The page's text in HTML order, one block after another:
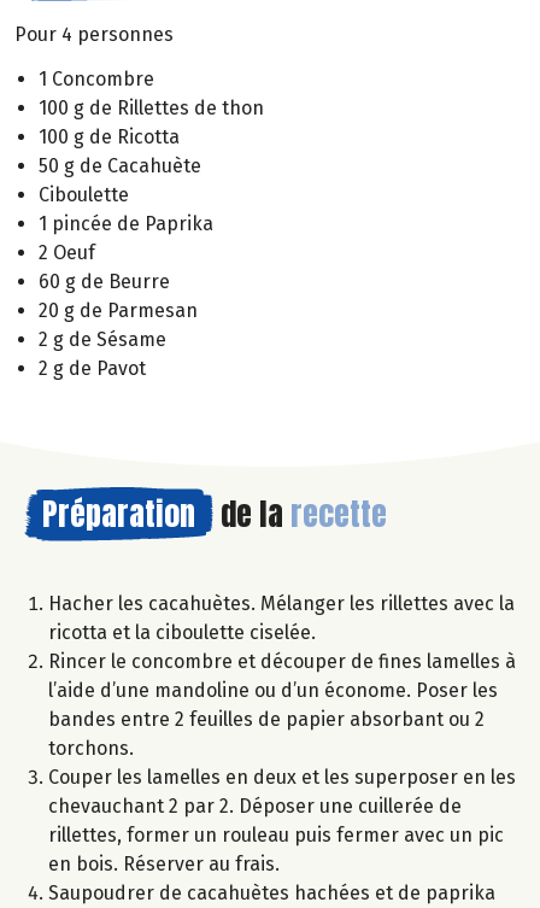
Pour 4 personnes
1 Concombre
100 g de Rillettes de thon
100 g de Ricotta
50 g de Cacahuète
Ciboulette
1 pincée de Paprika
2 Oeuf
60 g de Beurre
20 g de Parmesan
2 g de Sésame
2 g de Pavot
Préparation de la recette
Hacher les cacahuètes. Mélanger les rillettes avec la
ricotta et la ciboulette ciselée.
Rincer le concombre et découper de fines lamelles à
l’aide d’une mandoline ou d’un économe. Poser les
bandes entre 2 feuilles de papier absorbant ou 2
torchons.
Couper les lamelles en deux et les superposer en les
chevauchant 2 par 2. Déposer une cuillerée de
rillettes, former un rouleau puis fermer avec un pic
en bois. Réserver au frais.
Saupoudrer de cacahuètes hachées et de paprika